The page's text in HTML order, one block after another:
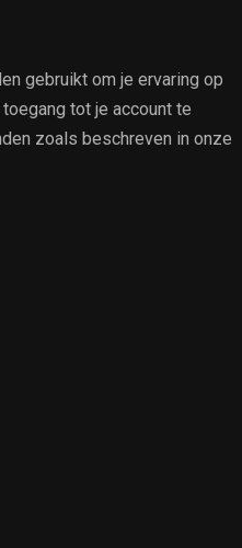
gebruikt om je ervaring op
tot je account te
zoals beschreven in onze